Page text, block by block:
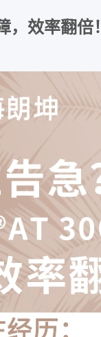
效率翻倍！